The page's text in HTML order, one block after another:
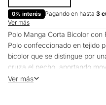
0% interés Pagando en hasta 3
Ver más
Polo Manga Corta Bicolor con
Polo confeccionado en tejido
bicolor que se distingue por
cruza el pecho, aportando
polo. El escudo bordado en el
Ver más